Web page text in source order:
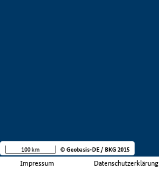
Impressum Datenschutzerklärung
100 km © Geobasis-DE / BKG 2015